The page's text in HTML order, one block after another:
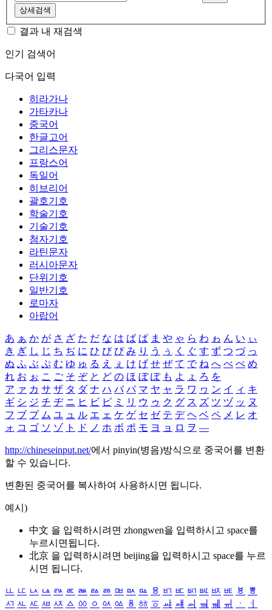
상세검색
결과 내 재검색
인기 검색어
다국어 입력
히라가나
가타카나
중국어
한글고어
그리스문자
프랑스어
독일어
히브리어
괄호기호
학술기호
기술기호
첨자기호
라틴문자
러시아문자
단위기호
일반기호
로마자
아랍어
あ ぁ か が さ ざ た だ な は ば ぱ ま や ゃ ら わ ゎ ん い ぃ
き ぎ し じ ち ぢ に ひ び ぴ み り う ぅ く ぐ す ず つ づ っ
ぬ ふ ぶ ぷ む ゆ ゅ る え ぇ け げ せ ぜ て で ね へ べ ぺ め
れ お ぉ こ ご そ ぞ と ど の ほ ぼ ぽ も よ ょ ろ を
ア ァ カ サ ザ タ ダ ナ ハ バ パ マ ヤ ャ ラ ワ ヮ ン イ ィ キ
ギ シ ジ チ ヂ ニ ヒ ビ ピ ミ リ ウ ゥ ク グ ス ズ ツ ヅ ッ ヌ
フ ブ プ ム ユ ュ ル エ ェ ケ ゲ セ ゼ テ デ ヘ ベ ペ メ レ オ
ォ コ ゴ ソ ゾ ト ド ノ ホ ボ ポ モ ヨ ョ ロ ヲ ―
http://chineseinput.net/에서 pinyin(병음)방식으로 중국어를 변환
할 수 있습니다.
변환된 중국어를 복사하여 사용하시면 됩니다.
예시)
中文 을 입력하시려면 zhongwen을 입력하시고 space를
누르시면됩니다.
北京 을 입력하시려면 beijing을 입력하시고 space를 누르
시면 됩니다.
ㅥ ㅦ ㅧ ㅨ ㅩ ㅪ ㅫ ㅬ ㅭ ㅮ ㅯ ㅰ ㅱ ㅲ ㅳ ㅴ ㅵ ㅶ ㅷ ㅸ
ㅹ
ㅺ ㅻ ㅼ ㅽ ㅾ ㅿ ㆀ ㆁ ㆂ ㆃ ㆄ ㆅ ㆆ ㆇ ㆈ ㆉ ㆊ ㆋ ㆌ ㆍ
ㆎ